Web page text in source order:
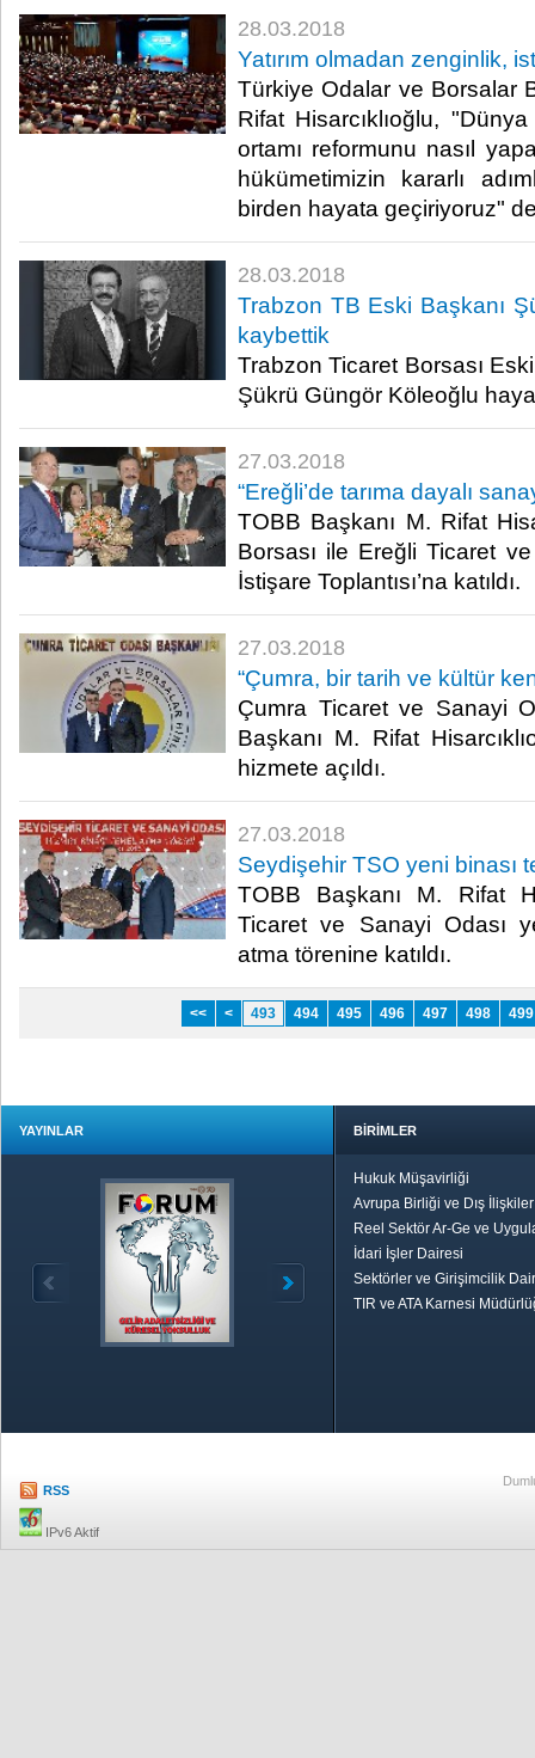
28.03.2018
Yatırım olmadan zenginlik,
Türkiye Odalar ve Borsalar
Rifat Hisarcıklıoğlu,
ortamı reformunu nasıl
hükümetimizin kararlı
birden hayata geçiriyoruz"
28.03.2018
Trabzon TB Eski Başkanı
kaybettik
Trabzon Ticaret Borsası
Şükrü Güngör Köleoğlu
27.03.2018
“Ereğli’de tarıma dayalı
TOBB Başkanı M. Rifat
Borsası ile Ereğli Ticaret
İstişare Toplantısı’na katıldı.​
27.03.2018
“Çumra, bir tarih ve kültür
Çumra Ticaret ve Sanayi
Başkanı M. Rifat
hizmete açıldı.​
27.03.2018
Seydişehir TSO yeni binası
TOBB Başkanı M. Rifat
Ticaret ve Sanayi Odası
atma törenine katıldı.​
<< < 493 494 495 496 497 498 499
YAYINLAR BİRİMLER
Hukuk Müşavirliği
Avrupa Birliği ve Dış
Reel Sektör Ar-Ge ve
İdari İşler Dairesi
Sektörler ve Girişimcilik
TIR ve ATA Karnesi
RSS
IPv6 Aktif